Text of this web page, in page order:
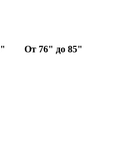
От 76" до 85"